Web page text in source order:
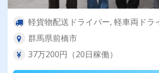
軽貨物配送ドライバー, 軽車両ドラ
群馬県前橋市
37万200円（20日稼働）